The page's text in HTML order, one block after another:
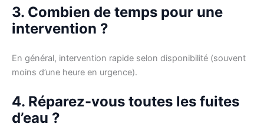
3. Combien de temps pour une
intervention ?
En général, intervention rapide selon disponibilité (souvent
moins d’une heure en urgence).
4. Réparez-vous toutes les fuites
d’eau ?